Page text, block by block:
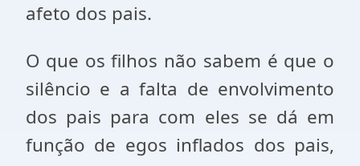
afeto dos pais.
O que os filhos não sabem é que o
silêncio e a falta de envolvimento
dos pais para com eles se dá em
função de egos inflados dos pais,